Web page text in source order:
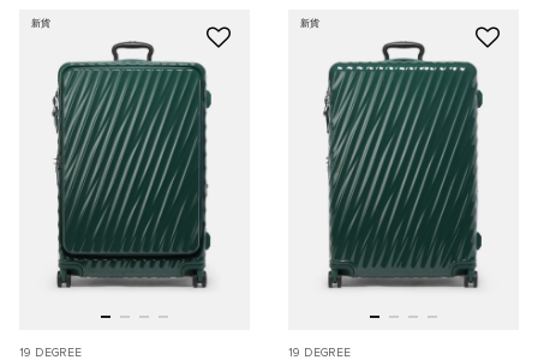
新貨
19 DEGREE
新貨
19 DEGREE